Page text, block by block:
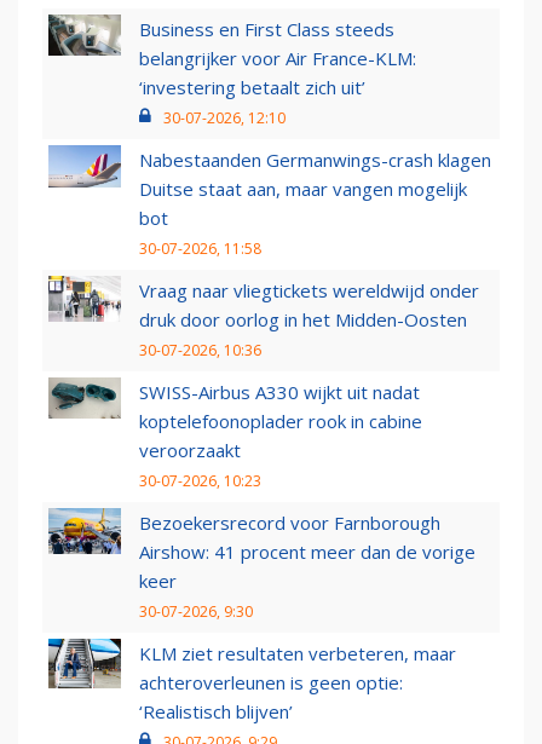
Business en First Class steeds
belangrijker voor Air France-KLM:
‘investering betaalt zich uit’
30-07-2026, 12:10
Nabestaanden Germanwings-crash klagen
Duitse staat aan, maar vangen mogelijk
bot
30-07-2026, 11:58
Vraag naar vliegtickets wereldwijd onder
druk door oorlog in het Midden-Oosten
30-07-2026, 10:36
SWISS-Airbus A330 wijkt uit nadat
koptelefoonoplader rook in cabine
veroorzaakt
30-07-2026, 10:23
Bezoekersrecord voor Farnborough
Airshow: 41 procent meer dan de vorige
keer
30-07-2026, 9:30
KLM ziet resultaten verbeteren, maar
achteroverleunen is geen optie:
‘Realistisch blijven’